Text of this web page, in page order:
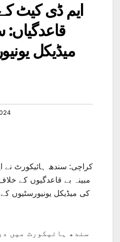
ایم ڈی کیٹ
میڈیکل
کراچی: سندھ ہائیکورٹ نے
مبینہ بے قاعدگیوں کے
کی میڈیکل یونیورسٹیوں
سندھ ہائیکورٹ میں